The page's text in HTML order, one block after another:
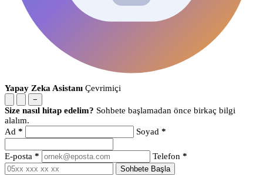
Yapay Zeka Asistanı Çevrimiçi
−
Size nasıl hitap edelim? Sohbete başlamadan önce birkaç bilgi
alalım.
Ad * Soyad *
E-posta * Telefon *
Sohbete Başla